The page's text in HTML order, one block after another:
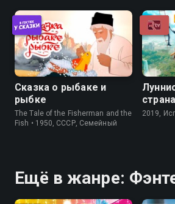
Сказка о рыбаке и
рыбке
The Tale of the Fisherman and the
Fish • 1950, СССР, Семейный
страна
2019,
Ещё в жанре: